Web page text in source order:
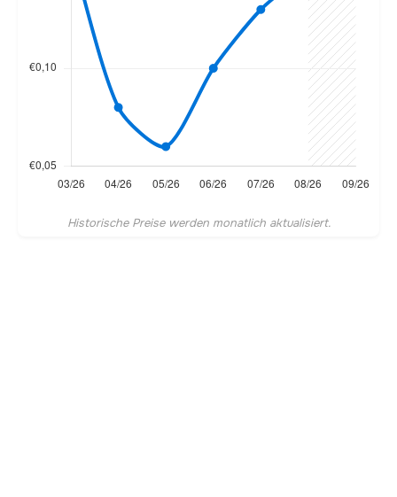
Historische Preise werden monatlich aktualisiert.